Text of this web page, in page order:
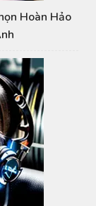
Hoàn Hảo